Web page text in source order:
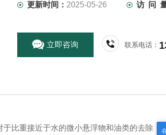
更新时间： 2025-05-26 访 问
立即咨询 联系电话：
比重接近于水的微小悬浮物和油类的去除，